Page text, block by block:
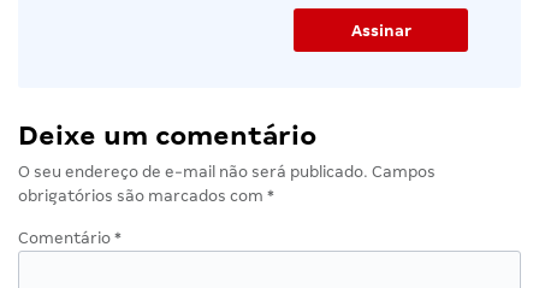
Deixe um comentário
O seu endereço de e-mail não será publicado. Campos
obrigatórios são marcados com *
Comentário *